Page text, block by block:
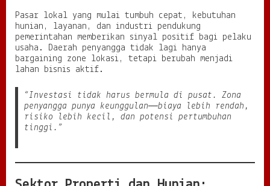
T
i
m
u
r
Pasar lokal yang mulai tumbuh cepat, kebutuhan
hunian, layanan, dan industri pendukung
pemerintahan memberikan sinyal positif bagi pelaku
usaha. Daerah penyangga tidak lagi hanya
bargaining zone lokasi, tetapi berubah menjadi
lahan bisnis aktif.
“Investasi tidak harus bermula di pusat. Zona
penyangga punya keunggulan—biaya lebih rendah,
risiko lebih kecil, dan potensi pertumbuhan
tinggi.”